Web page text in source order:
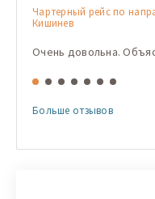
Чартерный рейс по
Кишинев
Очень довольна.
Больше отзывов